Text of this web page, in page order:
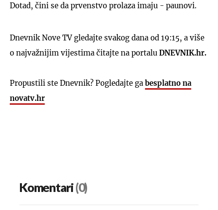
Dotad, čini se da prvenstvo prolaza imaju - paunovi.
Dnevnik Nove TV gledajte svakog dana od 19:15, a više
o najvažnijim vijestima čitajte na portalu DNEVNIK.hr.
Propustili ste Dnevnik? Pogledajte ga besplatno na
novatv.hr
Komentari(0)